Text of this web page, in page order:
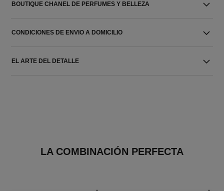
BOUTIQUE CHANEL DE PERFUMES Y BELLEZA
CONDICIONES DE ENVIO A DOMICILIO
EL ARTE DEL DETALLE
LA COMBINACIÓN PERFECTA